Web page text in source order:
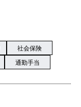
社会保険
通勤手当